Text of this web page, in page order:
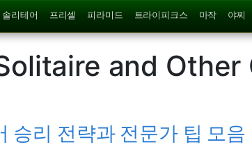
리테어 프리셀 피라미드 트라이피크스 마작 야찌
and Other
승리 전략과 전문가 팁 모음